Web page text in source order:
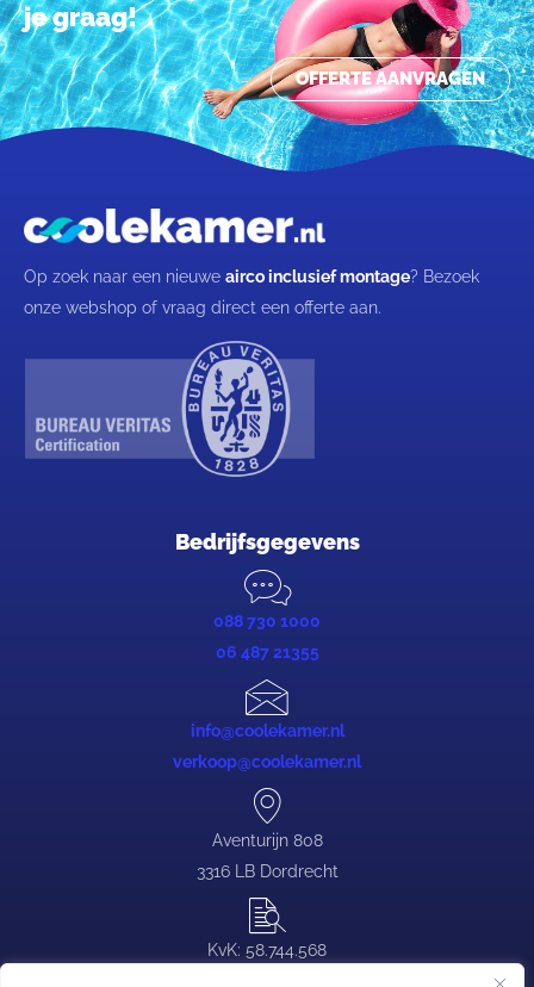
je graag!
OFFERTE AANVRAGEN
Op zoek naar een nieuwe airco inclusief montage? Bezoek
onze webshop of vraag direct een offerte aan.
Bedrijfsgegevens
088 730 1000
06 487 21355
info@coolekamer.nl
verkoop@coolekamer.nl
Aventurijn 808
3316 LB Dordrecht
KvK: 58.744.568